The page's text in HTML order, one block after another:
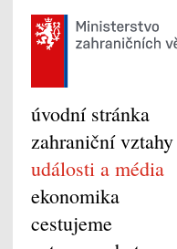
úvodní stránka
zahraniční vztahy
události a média
ekonomika
cestujeme